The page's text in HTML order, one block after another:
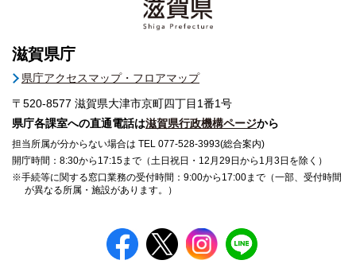
滋賀県庁
県庁アクセスマップ・フロアマップ
〒520-8577 滋賀県大津市京町四丁目1番1号
県庁各課室への直通電話は滋賀県行政機構ページから
担当所属が分からない場合は TEL 077-528-3993(総合案内)
開庁時間：8:30から17:15まで（土日祝日・12月29日から1月3日を除く）
※手続等に関する窓口業務の受付時間：9:00から17:00まで（一部、受付時間
が異なる所属・施設があります。）